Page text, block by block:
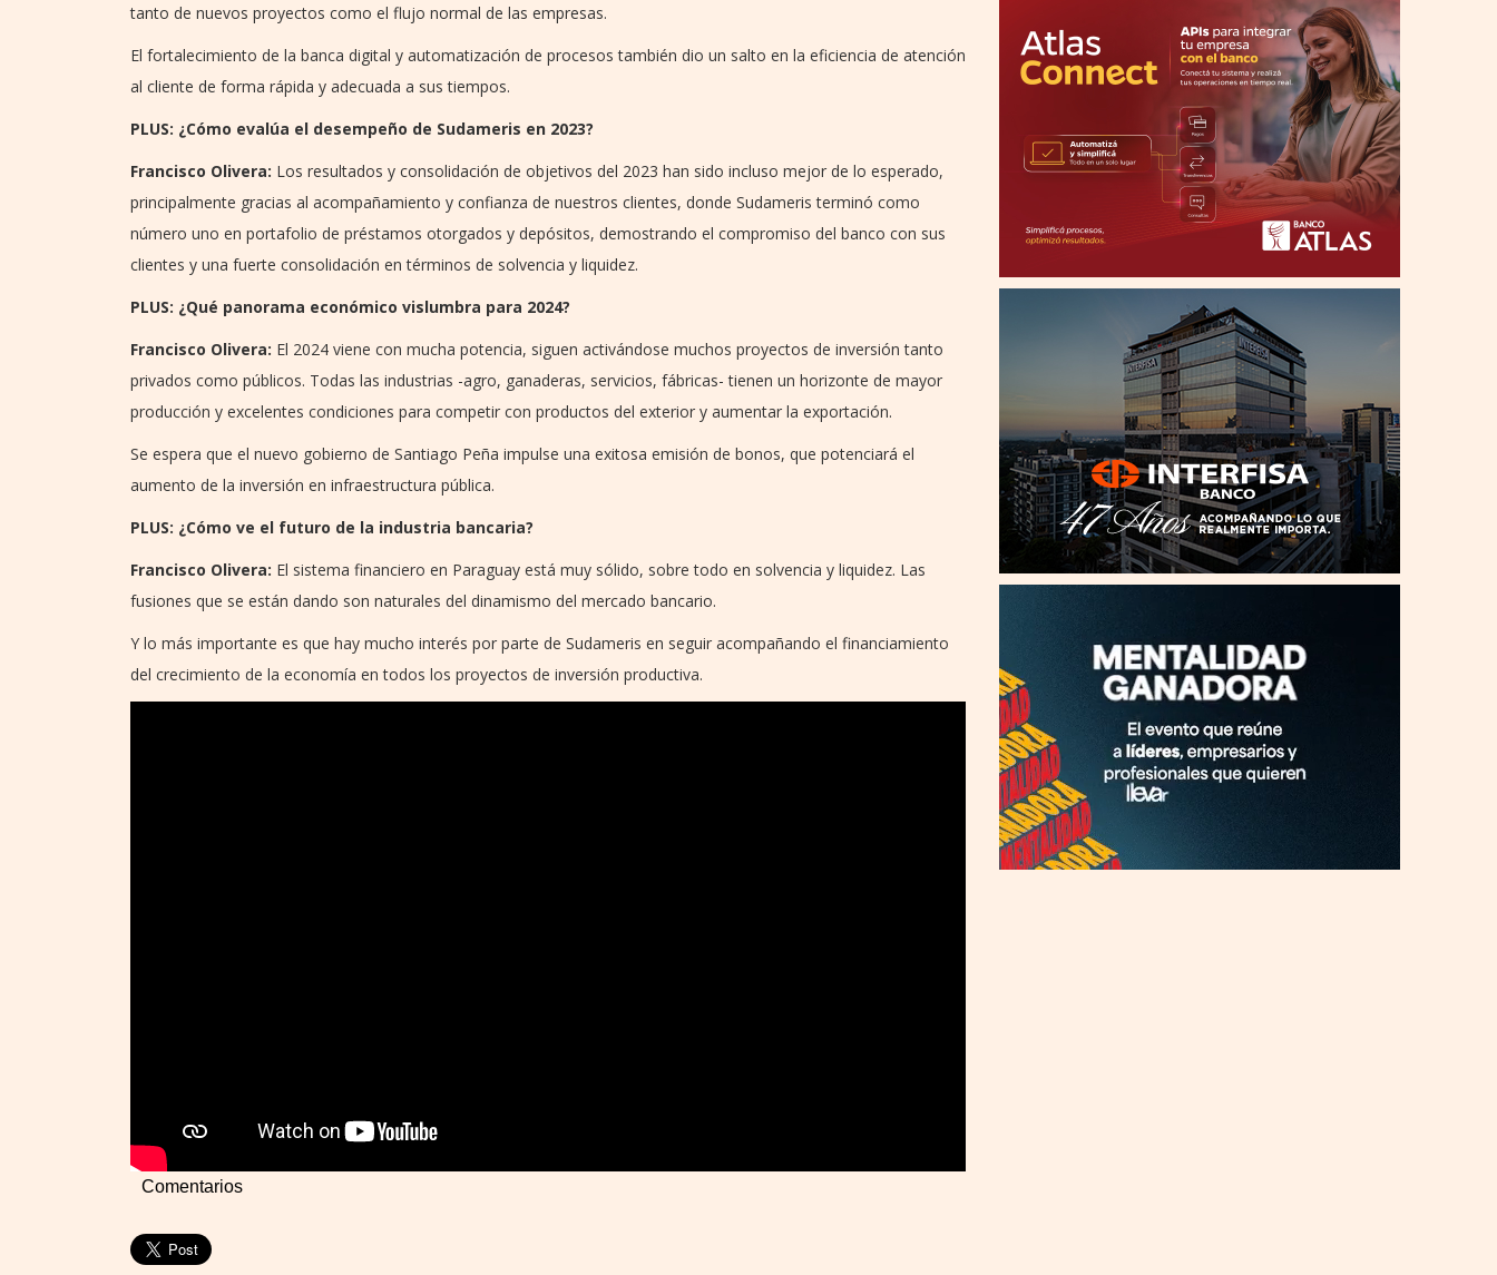
tanto de nuevos proyectos como el flujo normal de las empresas.
El fortalecimiento de la banca digital y automatización de procesos también dio un salto en la eficiencia de atención
al cliente de forma rápida y adecuada a sus tiempos.
PLUS: ¿Cómo evalúa el desempeño de Sudameris en 2023?
Francisco Olivera: Los resultados y consolidación de objetivos del 2023 han sido incluso mejor de lo esperado,
principalmente gracias al acompañamiento y confianza de nuestros clientes, donde Sudameris terminó como
número uno en portafolio de préstamos otorgados y depósitos, demostrando el compromiso del banco con sus
clientes y una fuerte consolidación en términos de solvencia y liquidez.
PLUS: ¿Qué panorama económico vislumbra para 2024?
Francisco Olivera: El 2024 viene con mucha potencia, siguen activándose muchos proyectos de inversión tanto
privados como públicos. Todas las industrias -agro, ganaderas, servicios, fábricas- tienen un horizonte de mayor
producción y excelentes condiciones para competir con productos del exterior y aumentar la exportación.
Se espera que el nuevo gobierno de Santiago Peña impulse una exitosa emisión de bonos, que potenciará el
aumento de la inversión en infraestructura pública.
PLUS: ¿Cómo ve el futuro de la industria bancaria?
Francisco Olivera: El sistema financiero en Paraguay está muy sólido, sobre todo en solvencia y liquidez. Las
fusiones que se están dando son naturales del dinamismo del mercado bancario.
Y lo más importante es que hay mucho interés por parte de Sudameris en seguir acompañando el financiamiento
del crecimiento de la economía en todos los proyectos de inversión productiva.
Comentarios